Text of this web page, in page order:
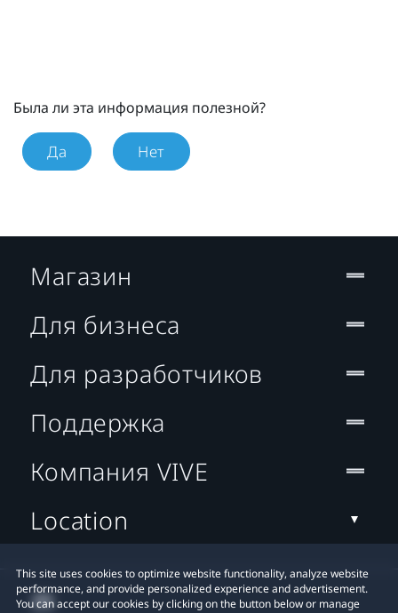
Была ли эта информация полезной?
Да Нет
This site uses cookies to optimize website functionality, analyze website
performance, and provide personalized experience and advertisement.
You can accept our cookies by clicking on the button below or manage
Магазин
Для бизнеса
Для разработчиков
Поддержка
Компания VIVE
Location